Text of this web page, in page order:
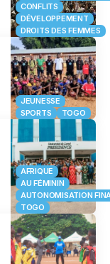
CONFLITS
DÉVELOPPEMENT
DROITS DES FEMMES
JEUNESSE
SPORTS
TOGO
AFRIQUE
AU FÉMININ
AUTONOMISATION
TOGO